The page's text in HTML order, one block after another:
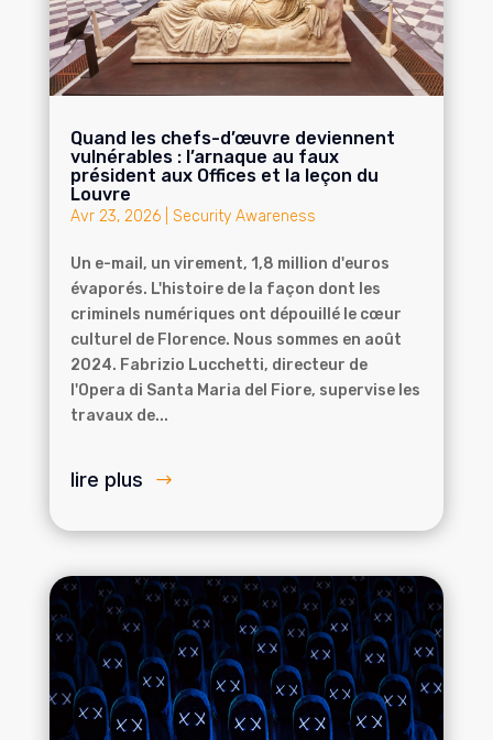
Quand les chefs-d’œuvre deviennent
vulnérables : l’arnaque au faux
président aux Offices et la leçon du
Louvre
Avr 23, 2026| Security Awareness
Un e-mail, un virement, 1,8 million d'euros
évaporés. L'histoire de la façon dont les
criminels numériques ont dépouillé le cœur
culturel de Florence. Nous sommes en août
2024. Fabrizio Lucchetti, directeur de
l'Opera di Santa Maria del Fiore, supervise les
travaux de...
lire plus